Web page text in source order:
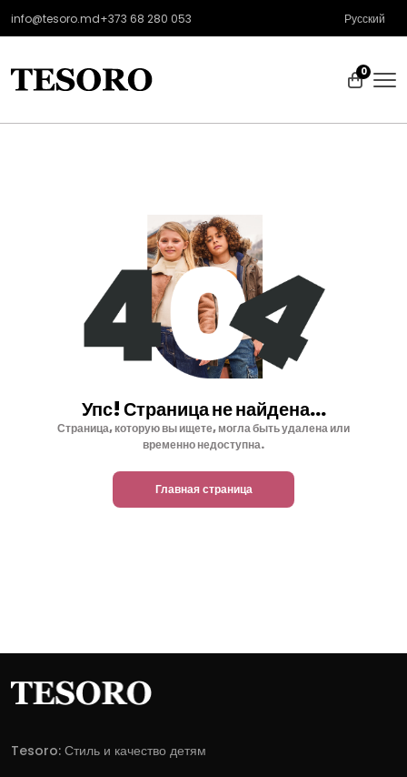
info@tesoro.md+373 68 280 053 Русский
0
Упс! Страница не найдена...
Страница, которую вы ищете, могла быть удалена или
временно недоступна.
Главная страница
Tesoro: Стиль и качество детям